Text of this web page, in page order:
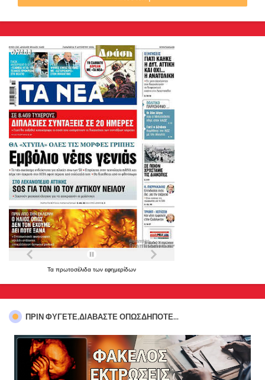
Τα πρωτοσέλιδα των εφημερίδων
ΠΡΊΝ ΦΎΓΕΤΕ,ΔΙΑΒΆΣΤΕ ΟΠΩΣΔΉΠΟΤΕ...